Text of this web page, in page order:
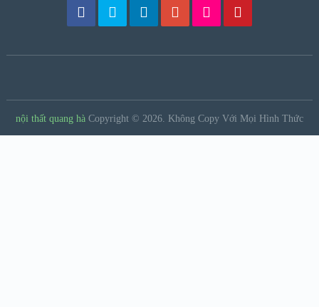
nội thất quang hàCopyright © 2026. Không Copy Với Mọi Hình Thức